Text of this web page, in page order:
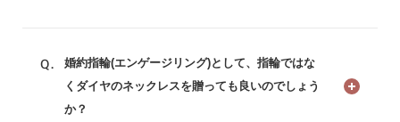
婚約指輪(エンゲージリング)として、指輪ではな
くダイヤのネックレスを贈っても良いのでしょう
か？